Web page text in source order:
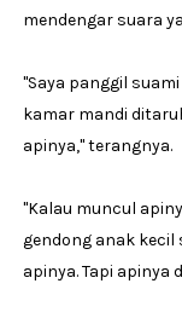
mendengar suara
"Saya panggil
kamar mandi
apinya," terangnya.
"Kalau muncul
gendong anak kecil
apinya. Tapi apinya